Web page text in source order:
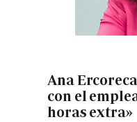
Ana
con el
horas extra»